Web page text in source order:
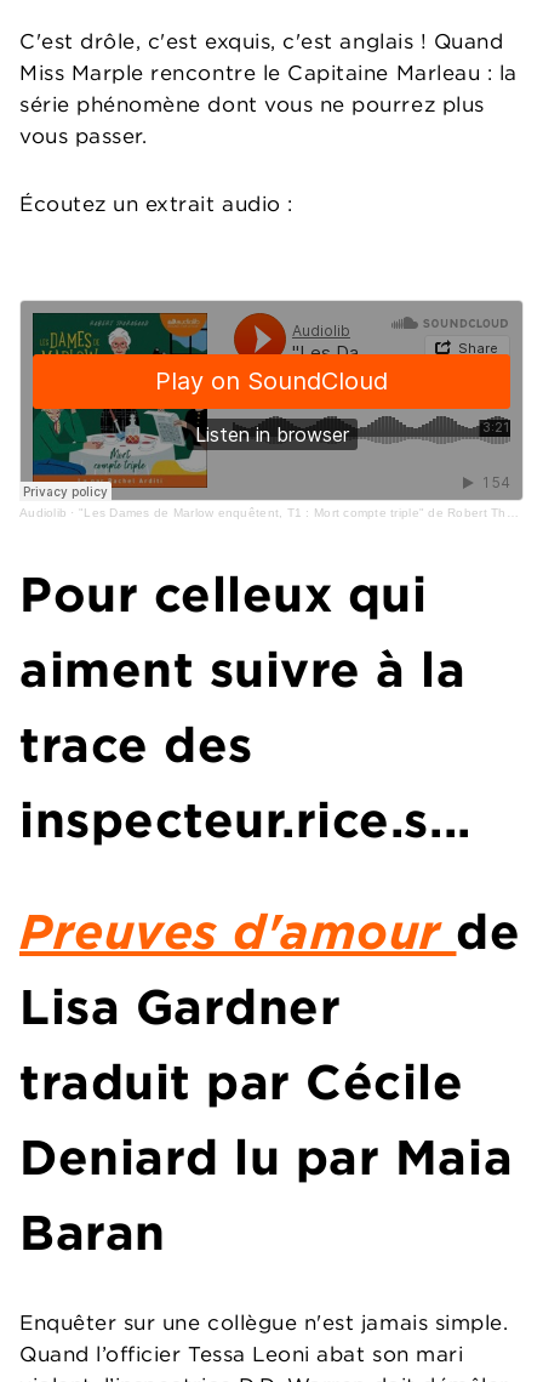
C'est drôle, c'est exquis, c'est anglais ! Quand
Miss Marple rencontre le Capitaine Marleau : la
série phénomène dont vous ne pourrez plus
vous passer.
Écoutez un extrait audio :
Audiolib · "Les Dames de Marlow enquêtent, T1 : Mort compte triple" de Robert Thorogood lu par Rachel Arditi
Pour celleux qui
aiment suivre à la
trace des
inspecteur.rice.s...
Preuves d'amour de
Lisa Gardner
traduit par Cécile
Deniard lu par Maia
Baran
Enquêter sur une collègue n'est jamais simple.
Quand l’officier Tessa Leoni abat son mari